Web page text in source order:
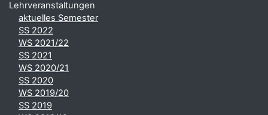
Lehrveranstaltungen
aktuelles Semester
SS 2022
WS 2021/22
SS 2021
WS 2020/21
SS 2020
WS 2019/20
SS 2019